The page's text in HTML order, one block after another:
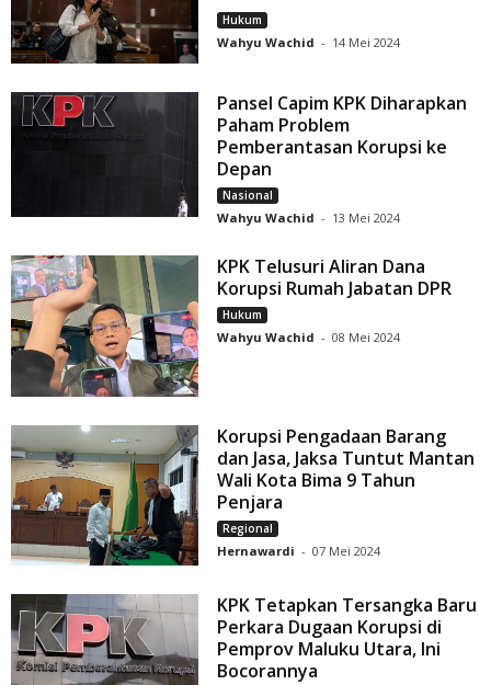
Hukum
Wahyu Wachid - 14 Mei 2024
Pansel Capim KPK Diharapkan
Paham Problem
Pemberantasan Korupsi ke
Depan
Nasional
Wahyu Wachid - 13 Mei 2024
KPK Telusuri Aliran Dana
Korupsi Rumah Jabatan DPR
Hukum
Wahyu Wachid - 08 Mei 2024
Korupsi Pengadaan Barang
dan Jasa, Jaksa Tuntut Mantan
Wali Kota Bima 9 Tahun
Penjara
Regional
Hernawardi - 07 Mei 2024
KPK Tetapkan Tersangka Baru
Perkara Dugaan Korupsi di
Pemprov Maluku Utara, Ini
Bocorannya